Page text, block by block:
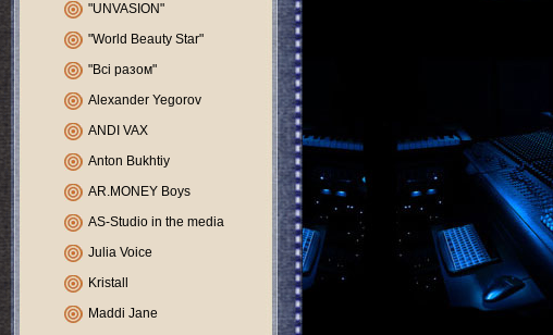
"UNVASION"
"World Beauty Star"
"Всі разом"
Alexander Yegorov
ANDI VAX
Anton Bukhtiy
AR.MONEY Boys
AS-Studio in the media
Julia Voice
Kristall
Maddi Jane